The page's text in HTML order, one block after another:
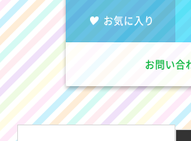
お気に入り
お問い合